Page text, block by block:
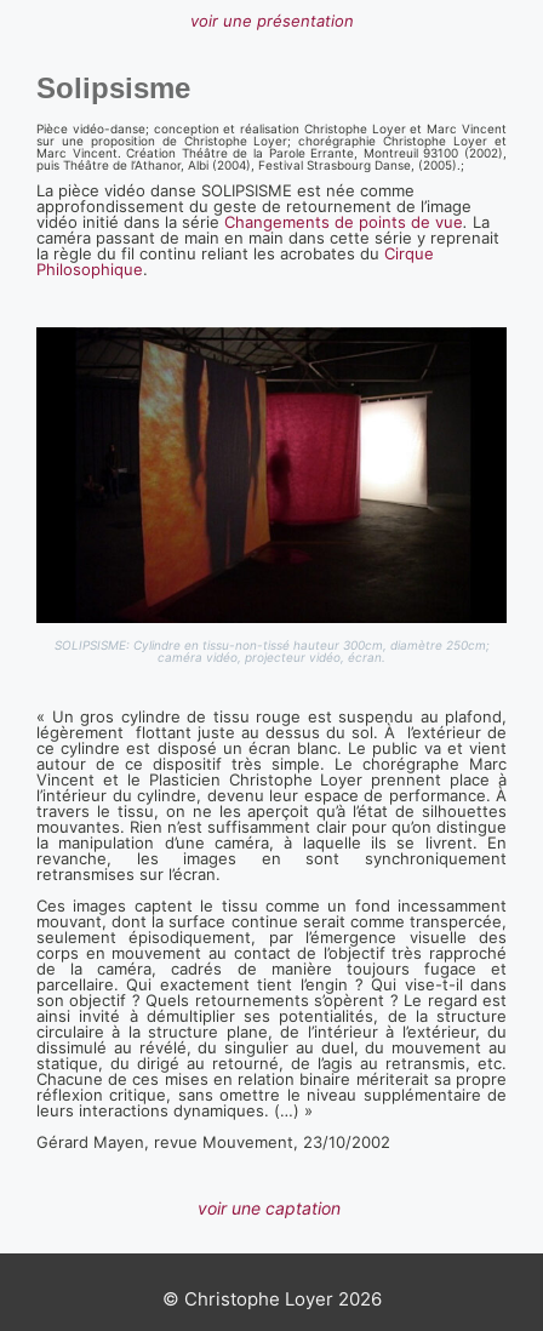
voir une présentation
Solipsisme
Pièce vidéo-danse; conception et réalisation Christophe Loyer et Marc Vincent
sur une proposition de Christophe Loyer; chorégraphie Christophe Loyer et
Marc Vincent. Création Théâtre de la Parole Errante, Montreuil 93100 (2002),
puis Théâtre de l’Athanor, Albi (2004), Festival Strasbourg Danse, (2005).;
La pièce vidéo danse SOLIPSISME est née comme
approfondissement du geste de retournement de l’image
vidéo initié dans la sérieChangements de points de vue. La
caméra passant de main en main dans cette série y reprenait
la règle du fil continu reliant les acrobates du Cirque
Philosophique.
SOLIPSISME: Cylindre en tissu-non-tissé hauteur 300cm, diamètre 250cm;
caméra vidéo, projecteur vidéo, écran.
« Un gros cylindre de tissu rouge est suspendu au plafond,
légèrement flottant juste au dessus du sol. À l’extérieur de
ce cylindre est disposé un écran blanc. Le public va et vient
autour de ce dispositif très simple. Le chorégraphe Marc
Vincent et le Plasticien Christophe Loyer prennent place à
l’intérieur du cylindre, devenu leur espace de performance. À
travers le tissu, on ne les aperçoit qu’à l’état de silhouettes
mouvantes. Rien n’est suffisamment clair pour qu’on distingue
la manipulation d’une caméra, à laquelle ils se livrent. En
revanche, les images en sont synchroniquement
retransmises sur l’écran.
Ces images captent le tissu comme un fond incessamment
mouvant, dont la surface continue serait comme transpercée,
seulement épisodiquement, par l’émergence visuelle des
corps en mouvement au contact de l’objectif très rapproché
de la caméra, cadrés de manière toujours fugace et
parcellaire. Qui exactement tient l’engin ? Qui vise-t-il dans
son objectif ? Quels retournements s’opèrent ? Le regard est
ainsi invité à démultiplier ses potentialités, de la structure
circulaire à la structure plane, de l’intérieur à l’extérieur, du
dissimulé au révélé, du singulier au duel, du mouvement au
statique, du dirigé au retourné, de l’agis au retransmis, etc.
Chacune de ces mises en relation binaire mériterait sa propre
réflexion critique, sans omettre le niveau supplémentaire de
leurs interactions dynamiques. (…) »
Gérard Mayen, revue Mouvement, 23/10/2002
voir une captation
© Christophe Loyer 2026